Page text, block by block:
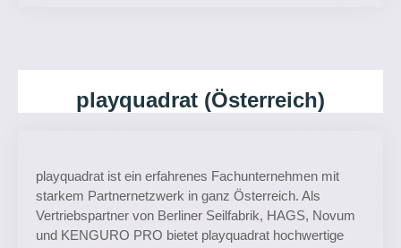
playquadrat (Österreich)
playquadrat ist ein erfahrenes Fachunternehmen mit
starkem Partnernetzwerk in ganz Österreich. Als
Vertriebspartner von Berliner Seilfabrik, HAGS, Novum
und KENGURO PRO bietet playquadrat hochwertige